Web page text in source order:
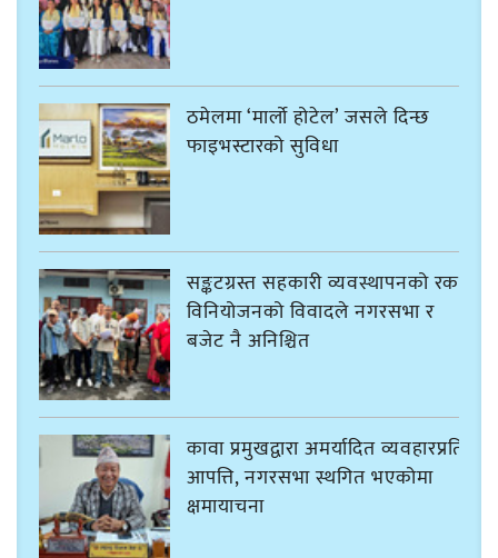
ठमेलमा ‘मार्लो होटेल’ जसले दिन्छ
फाइभस्टारको सुविधा
सङ्कटग्रस्त सहकारी व्यवस्थापनको रकम
विनियोजनको विवादले नगरसभा र
बजेट नै अनिश्चित
कावा प्रमुखद्वारा अमर्यादित व्यवहारप्रति
आपत्ति, नगरसभा स्थगित भएकोमा
क्षमायाचना